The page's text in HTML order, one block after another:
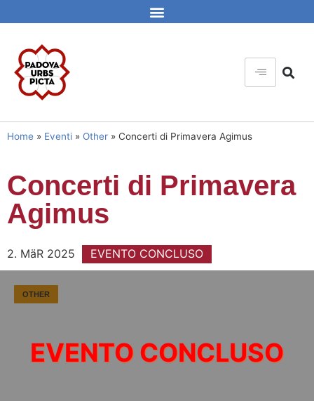
Home » Eventi » Other » Concerti di Primavera Agimus
Concerti di Primavera
Agimus
2. MäR 2025 EVENTO CONCLUSO
OTHER